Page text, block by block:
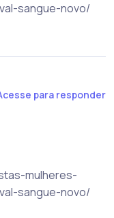
sangue-novo/
para responder
mulheres-
sangue-novo/